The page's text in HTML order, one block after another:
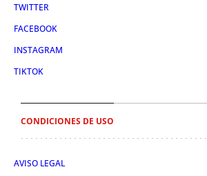
TWITTER
FACEBOOK
INSTAGRAM
TIKTOK
CONDICIONES DE USO
AVISO LEGAL